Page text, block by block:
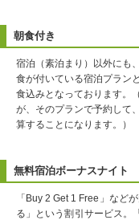
朝食付き
宿泊（素泊まり）以外にも
食が付いている宿泊プラン
食込みとなっております。
が、そのプランで予約して
算することになります。）
無料宿泊ボーナスナイト
「Buy 2 Get 1 Free」など
る」という割引サービス。